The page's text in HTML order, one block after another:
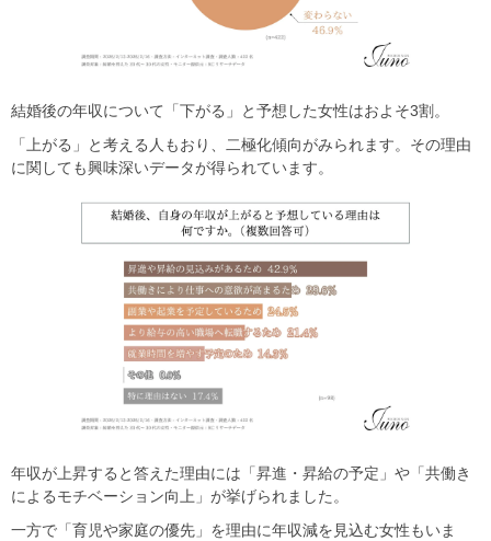
結婚後の年収について「下がる」と予想した女性はおよそ3割。
「上がる」と考える人もおり、二極化傾向がみられます。その理由
に関しても興味深いデータが得られています。
年収が上昇すると答えた理由には「昇進・昇給の予定」や「共働き
によるモチベーション向上」が挙げられました。
一方で「育児や家庭の優先」を理由に年収減を見込む女性もいま